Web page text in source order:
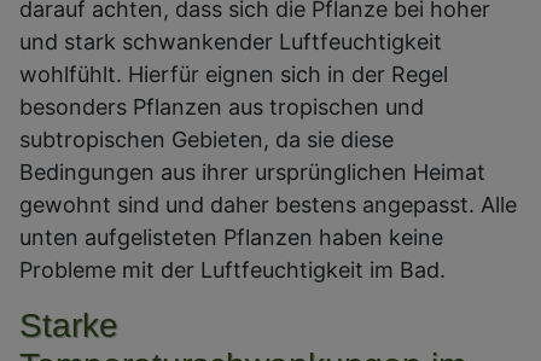
darauf achten, dass sich die Pflanze bei hoher
und stark schwankender Luftfeuchtigkeit
wohlfühlt. Hierfür eignen sich in der Regel
besonders Pflanzen aus tropischen und
subtropischen Gebieten, da sie diese
Bedingungen aus ihrer ursprünglichen Heimat
gewohnt sind und daher bestens angepasst. Alle
unten aufgelisteten Pflanzen haben keine
Probleme mit der Luftfeuchtigkeit im Bad.
Starke